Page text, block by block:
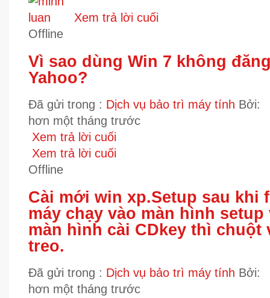
Xem trả lời cuối
Offline
Vì sao dùng Win 7 không
Yahoo?
Đã gửi trong : Dịch vụ bảo trì máy tính Bởi:
hơn một tháng trước
Xem trả lời cuối
Xem trả lời cuối
Offline
Cài mới win xp.Setup sau khi
máy chạy vào màn hình
màn hình cài CDkey thì chuột
treo.
Đã gửi trong : Dịch vụ bảo trì máy tính Bởi:
hơn một tháng trước